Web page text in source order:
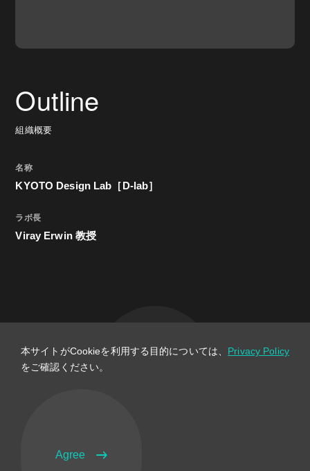
Outline
組織概要
名称
KYOTO Design Lab［D-lab］
ラボ長
Viray Erwin 教授
本サイトがCookieを利用する目的については、 Privacy Policy
をご確認ください。
Agree